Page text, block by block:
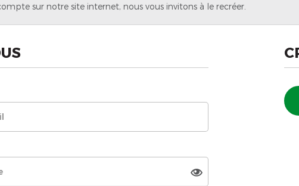
sur notre site internet, nous vous invitons à le recréer.